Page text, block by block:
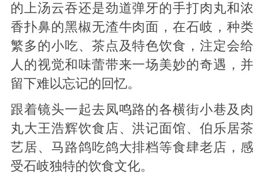
的上汤云吞还是劲道弹牙的手打肉丸和浓
香扑鼻的黑椒无渣牛肉面，在石岐，种类
繁多的小吃、茶点及特色饮食，注定会给
人的视觉和味蕾带来一场美妙的奇遇，并
留下难以忘记的回忆。
跟着镜头一起去凤鸣路的各横街小巷及肉
丸大王浩辉饮食店、洪记面馆、伯乐居茶
艺居、马路鸽吃鸽大排档等食肆老店，感
受石岐独特的饮食文化。